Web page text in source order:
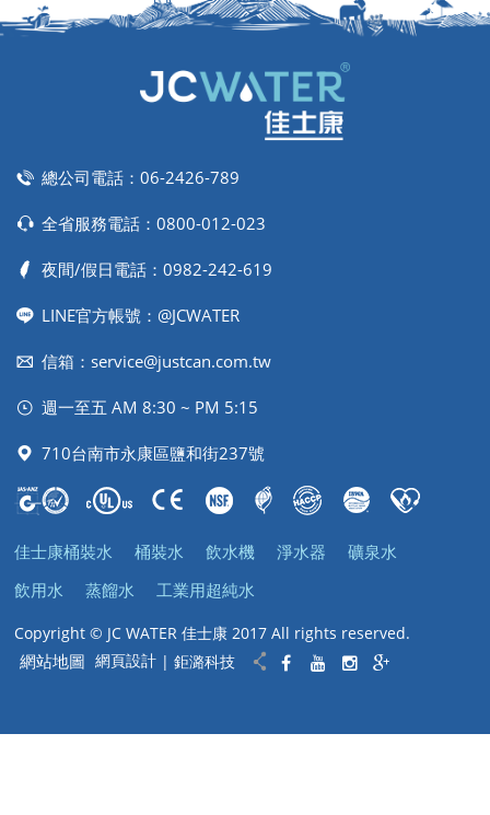
總公司電話：06-2426-789
全省服務電話：0800-012-023
夜間/假日電話：0982-242-619
LINE官方帳號：@JCWATER
信箱：service@justcan.com.tw
週一至五 AM 8:30 ~ PM 5:15
710台南市永康區鹽和街237號
佳士康桶裝水 桶裝水 飲水機 淨水器
礦泉水
飲用水
蒸餾水 工業用超純水
Copyright © JC WATER 佳士康 2017 All rights reserved.
網站地圖 網頁設計 | 鉅潞科技